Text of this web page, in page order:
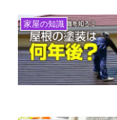
家屋の知識